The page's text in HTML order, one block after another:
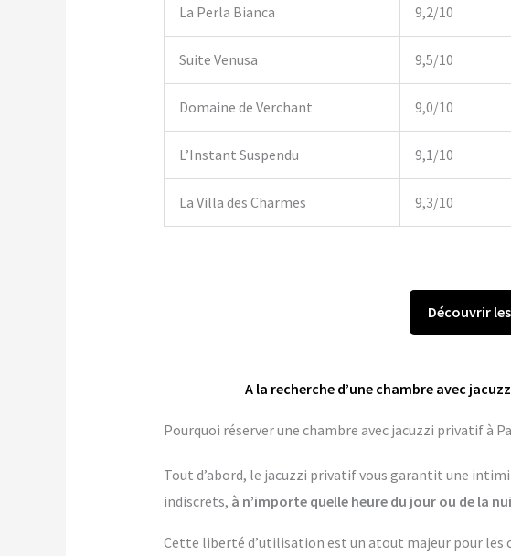
La Perla Bianca 9,2/10
Suite Venusa 9,5/10
Domaine de Verchant 9,0/10
L’Instant Suspendu 9,1/10
La Villa des Charmes 9,3/10
Découvrir
A la recherche d’une chambre avec
Pourquoi réserver une chambre avec jacuzzi privatif à
Tout d’abord, le jacuzzi privatif vous garantit une
indiscrets, à n’importe quelle heure du jour ou de la
Cette liberté d’utilisation est un atout majeur pour les